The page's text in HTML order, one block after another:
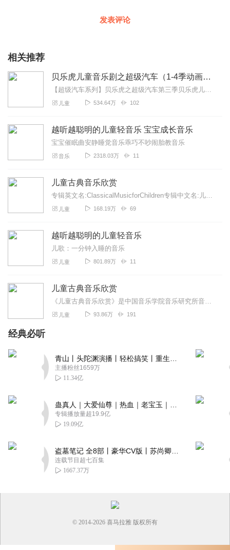
发表评论
相关推荐
贝乐虎儿童音乐剧之超级汽车（1-4季动画原声）
【超级汽车系列】贝乐虎之超级汽车第三季贝乐虎儿童音乐剧之超级汽车（动画原声版）贝乐虎儿童音乐剧之超级汽车2（动画原声版）贝乐虎之超级汽车3（动画原声版）《贝乐...
儿童 534.64万 102
越听越聪明的儿童轻音乐 宝宝成长音乐
宝宝催眠曲安静睡觉音乐乖巧不吵闹胎教音乐
音乐 2318.03万 11
儿童古典音乐欣赏
专辑英文名:ClassicalMusicforChildren专辑中文名:儿童古典音乐欣赏别名:古典音乐欣赏艺术家:德国原版古典音乐著名播音...
儿童 168.19万 69
越听越聪明的儿童轻音乐
儿歌：一分钟入睡的音乐
儿童 801.89万 11
儿童古典音乐欣赏
《儿童古典音乐欣赏》是中国音乐学院音乐研究所音乐与智能研究中心承担的国家十五规划重点课题成果，是国内首套为孩子量身定做的音乐学习与能力训练的专业宝典。《儿童古典...
儿童 93.86万 191
经典必听
主播粉丝1659万
11.34亿
专辑播放量超19.9亿
19.09亿
连载节目超七百集
1667.37万
© 2014-2026 喜马拉雅 版权所有